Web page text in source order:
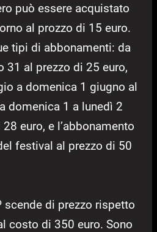
può essere acquistato
al prozzo di 15 euro.
tipi di abbonamenti: da
31 al prezzo di 25 euro,
a domenica 1 giugno al
domenica 1 a lunedì 2
euro, e l’abbonamento
festival al prezzo di 50
scende di prezzo rispetto
costo di 350 euro. Sono